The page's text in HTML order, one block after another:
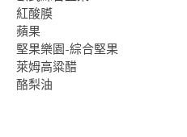
紅酸膜
蘋果
堅果樂園-綜合堅果
萊姆高粱醋
酪梨油